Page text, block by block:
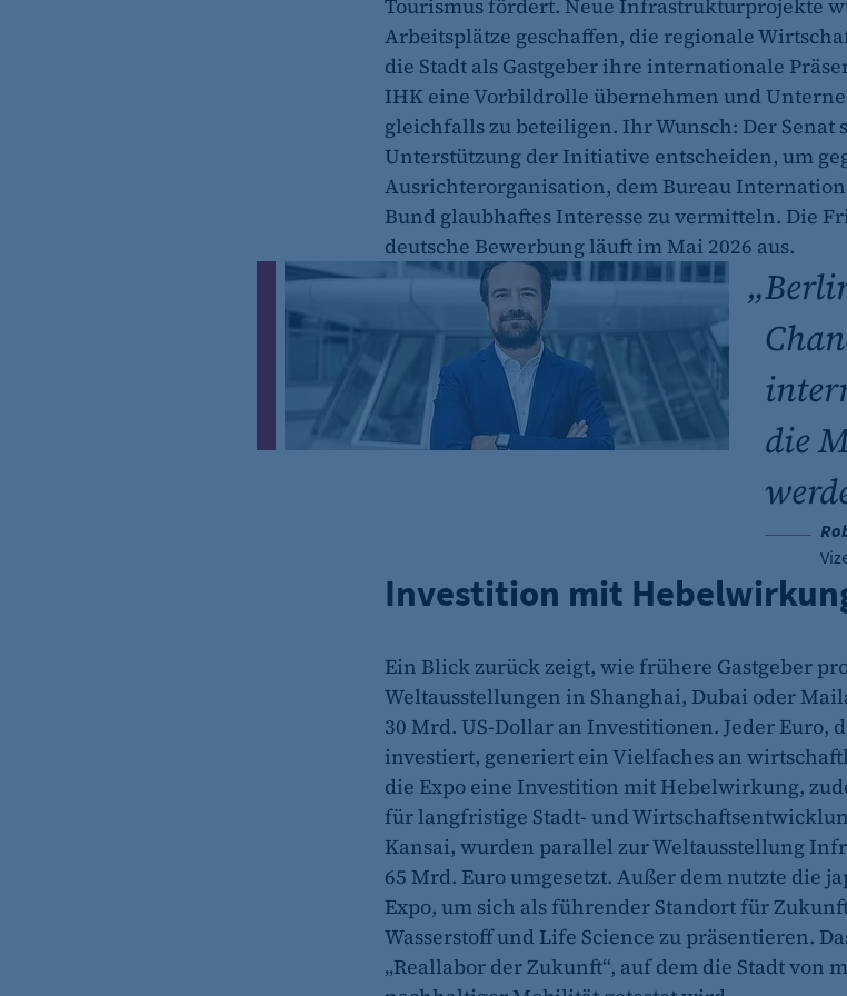
fe_typo_user
fe_typo_user
CMS TYPO3
Session-Cookie für die Verwaltung
oder Formularen). Wird auch bei
Session
Cookie Consent
Name:
cookie_consent
Zweck:
Dieser Cookie speichert die
Cookie Laufzeit:
1 Jahr
et_oi_v2
Cookie Erkennung
Cookie Laufzeit:
2 Jahre
etracker Analytics
et_allow_cookies
Es erlaubt eTracker Cookies zu
Cookie Laufzeit:
480 Tage
etracker Analytics
Tourismus fördert. Neue Infrastrukturprojekte
Arbeitsplätze geschaffen, die regionale
die Stadt als Gastgeber ihre internationale
IHK eine Vorbildrolle übernehmen und
gleichfalls zu beteiligen. Ihr Wunsch: Der Senat
Unterstützung der Initiative entscheiden, um
Ausrichterorganisation, dem Bureau
Bund glaubhaftes Interesse zu vermitteln. Die
deutsche Bewerbung läuft im Mai 2026 aus.
„
die
Investition mit
Ein Blick zurück zeigt, wie frühere Gastgeber
Weltausstellungen in Shanghai, Dubai oder
30 Mrd. US-Dollar an Investitionen. Jeder Euro,
investiert, generiert ein Vielfaches an
die Expo eine Investition mit Hebelwirkung,
für langfristige Stadt- und
Kansai, wurden parallel zur Weltausstellung
65 Mrd. Euro umgesetzt. Außer dem nutzte die
Expo, um sich als führender Standort für
Wasserstoff und Life Science zu präsentieren.
„Reallabor der Zukunft“, auf dem die Stadt von